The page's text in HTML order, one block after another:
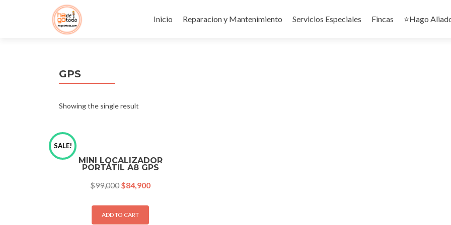
al
Inicio Reparacion y Mantenimiento Servicios Especiales Fincas ⭐️Hago
GPS
Showing the single result
SALE!
MINI LOCALIZADOR
PORTÁTIL A8 GPS
$99,000$84,900
ADD TO CART